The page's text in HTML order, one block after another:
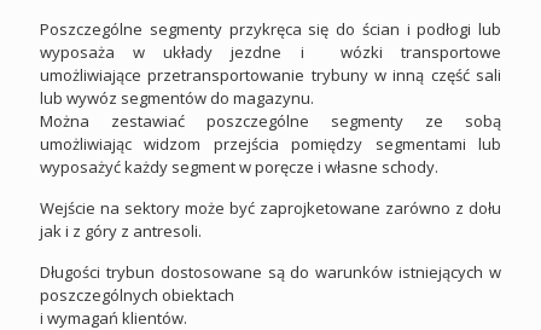
Poszczególne segmenty przykręca się do ścian i podłogi lub
wyposaża w układy jezdne i wózki transportowe
umożliwiające przetransportowanie trybuny w inną część sali
lub wywóz segmentów do magazynu.
Można zestawiać poszczególne segmenty ze sobą
umożliwiając widzom przejścia pomiędzy segmentami lub
wyposażyć każdy segment w poręcze i własne schody.
Wejście na sektory może być zaprojketowane zarówno z dołu
jak i z góry z antresoli.
Długości trybun dostosowane są do warunków istniejących w
poszczególnych obiektach
i wymagań klientów.